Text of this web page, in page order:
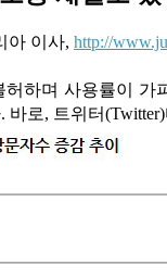
아 이사, http://
하며 사용률이 가
. 바로, 트위터(Twitter)